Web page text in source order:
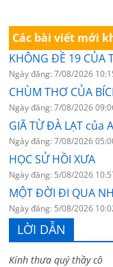
Các bài viết mới
KHÔNG ĐỀ 19 CỦA
Ngày đăng: 7/08/2026
CHÙM THƠ CỦA
Ngày đăng: 7/08/2026
GIÃ TỪ ĐÀ LẠT của
Ngày đăng: 7/08/2026
HỌC SỬ HỒI XƯA
Ngày đăng: 5/08/2026
MỘT ĐỜI ĐI QUA
Ngày đăng: 5/08/2026
LỜI DẪN
Kính thưa quý thầy cô